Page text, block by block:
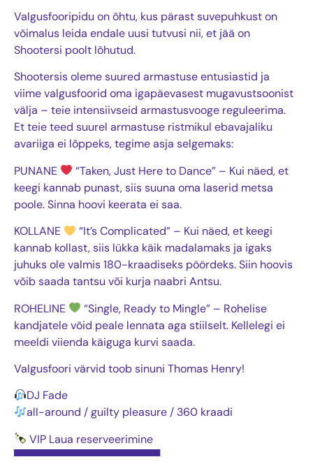
Valgusfooripidu on õhtu, kus pärast suvepuhkust on
võimalus leida endale uusi tutvusi nii, et jää on
Shootersi poolt lõhutud.
Shootersis oleme suured armastuse entusiastid ja
viime valgusfoorid oma igapäevasest mugavustsoonist
välja – teie intensiivseid armastusvooge reguleerima.
Et teie teed suurel armastuse ristmikul ebavajaliku
avariiga ei lõppeks, tegime asja selgemaks:
PUNANE
“Taken, Just Here to Dance” – Kui näed, et
keegi kannab punast, siis suuna oma laserid metsa
poole. Sinna hoovi keerata ei saa.
KOLLANE
“It’s Complicated” – Kui näed, et keegi
kannab kollast, siis lükka käik madalamaks ja igaks
juhuks ole valmis 180-kraadiseks pöördeks. Siin hoovis
võib saada tantsu vōi kurja naabri Antsu.
ROHELINE
“Single, Ready to Mingle” – Rohelise
kandjatele võid peale lennata aga stiilselt. Kellelegi ei
meeldi viienda käiguga kurvi saada.
Valgusfoori värvid toob sinuni Thomas Henry!
DJ Fade
all-around / guilty pleasure / 360 kraadi
VIP Laua reserveerimine
▀▀▀▀▀▀▀▀▀▀▀▀▀▀▀▀▀▀▀